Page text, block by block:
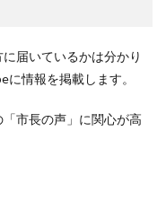
届いているかは分かり
情報を掲載します。
市長の声」に関心が高